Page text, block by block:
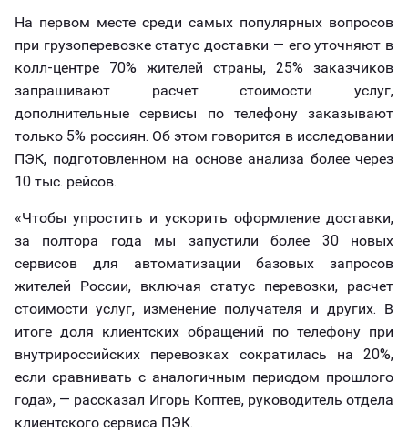
На первом месте среди самых популярных вопросов
при грузоперевозке статус доставки — его уточняют в
колл-центре 70% жителей страны, 25% заказчиков
запрашивают расчет стоимости услуг,
дополнительные сервисы по телефону заказывают
только 5% россиян. Об этом говорится в исследовании
ПЭК, подготовленном на основе анализа более через
10 тыс. рейсов.
«Чтобы упростить и ускорить оформление доставки,
за полтора года мы запустили более 30 новых
сервисов для автоматизации базовых запросов
жителей России, включая статус перевозки, расчет
стоимости услуг, изменение получателя и других. В
итоге доля клиентских обращений по телефону при
внутрироссийских перевозках сократилась на 20%,
если сравнивать с аналогичным периодом прошлого
года», — рассказал Игорь Коптев, руководитель отдела
клиентского сервиса ПЭК.